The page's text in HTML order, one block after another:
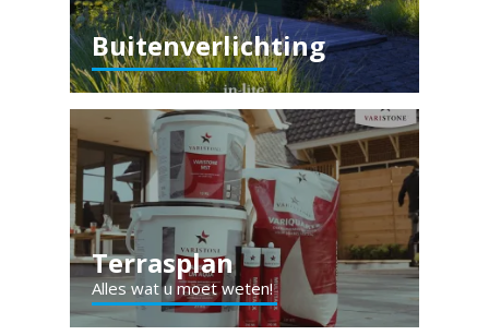
Buitenverlichting
Terrasplan
Alles wat u moet weten!